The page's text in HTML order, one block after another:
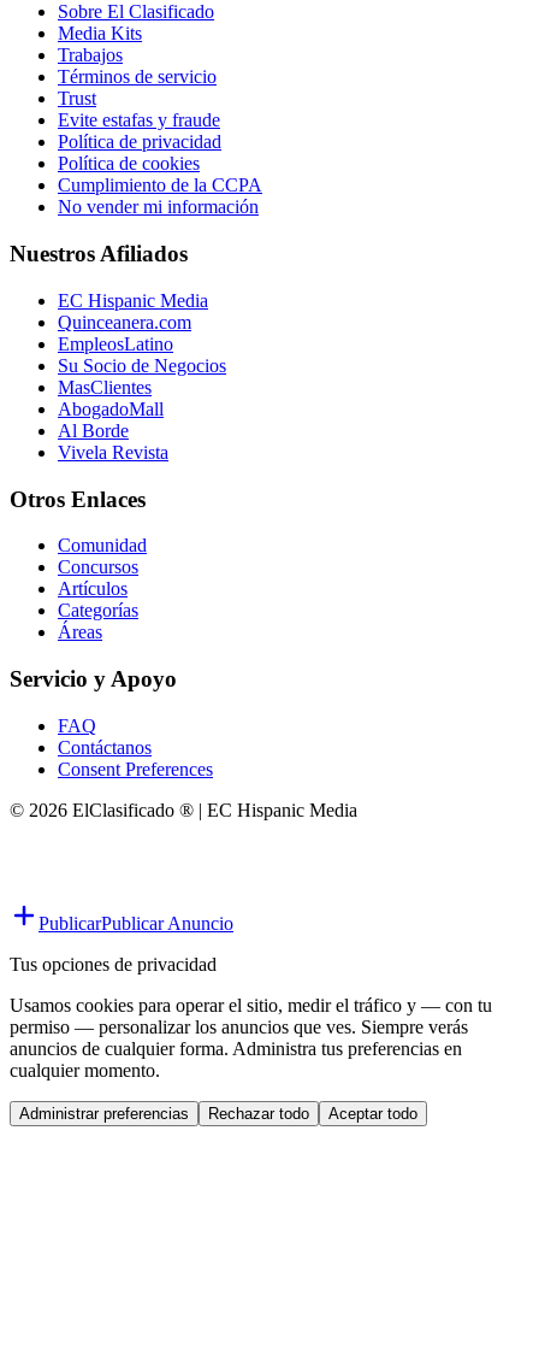
Sobre El Clasificado
Media Kits
Trabajos
Términos de servicio
Trust
Evite estafas y fraude
Política de privacidad
Política de cookies
Cumplimiento de la CCPA
No vender mi información
Nuestros Afiliados
EC Hispanic Media
Quinceanera.com
EmpleosLatino
Su Socio de Negocios
MasClientes
AbogadoMall
Al Borde
Vivela Revista
Otros Enlaces
Comunidad
Concursos
Artículos
Categorías
Áreas
Servicio y Apoyo
FAQ
Contáctanos
Consent Preferences
© 2026 ElClasificado ® | EC Hispanic Media
PublicarPublicar Anuncio
Tus opciones de privacidad
Usamos cookies para operar el sitio, medir el tráfico y — con tu
permiso — personalizar los anuncios que ves. Siempre verás
anuncios de cualquier forma. Administra tus preferencias en
cualquier momento.
Administrar preferencias Rechazar todo Aceptar todo